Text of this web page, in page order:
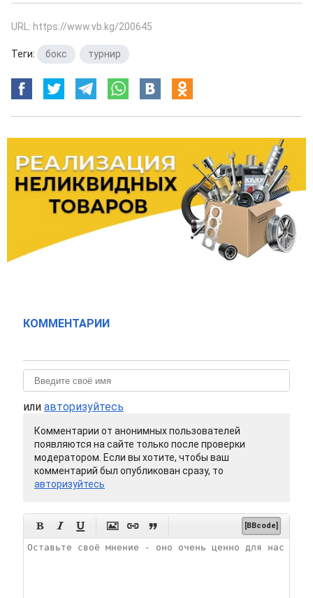
URL: https://www.vb.kg/200645
Теги: бокс турнир
КОММЕНТАРИИ
или авторизуйтесь
Комментарии от анонимных пользователей
появляются на сайте только после проверки
модератором. Если вы хотите, чтобы ваш
комментарий был опубликован сразу, то
авторизуйтесь
      [BBcode]